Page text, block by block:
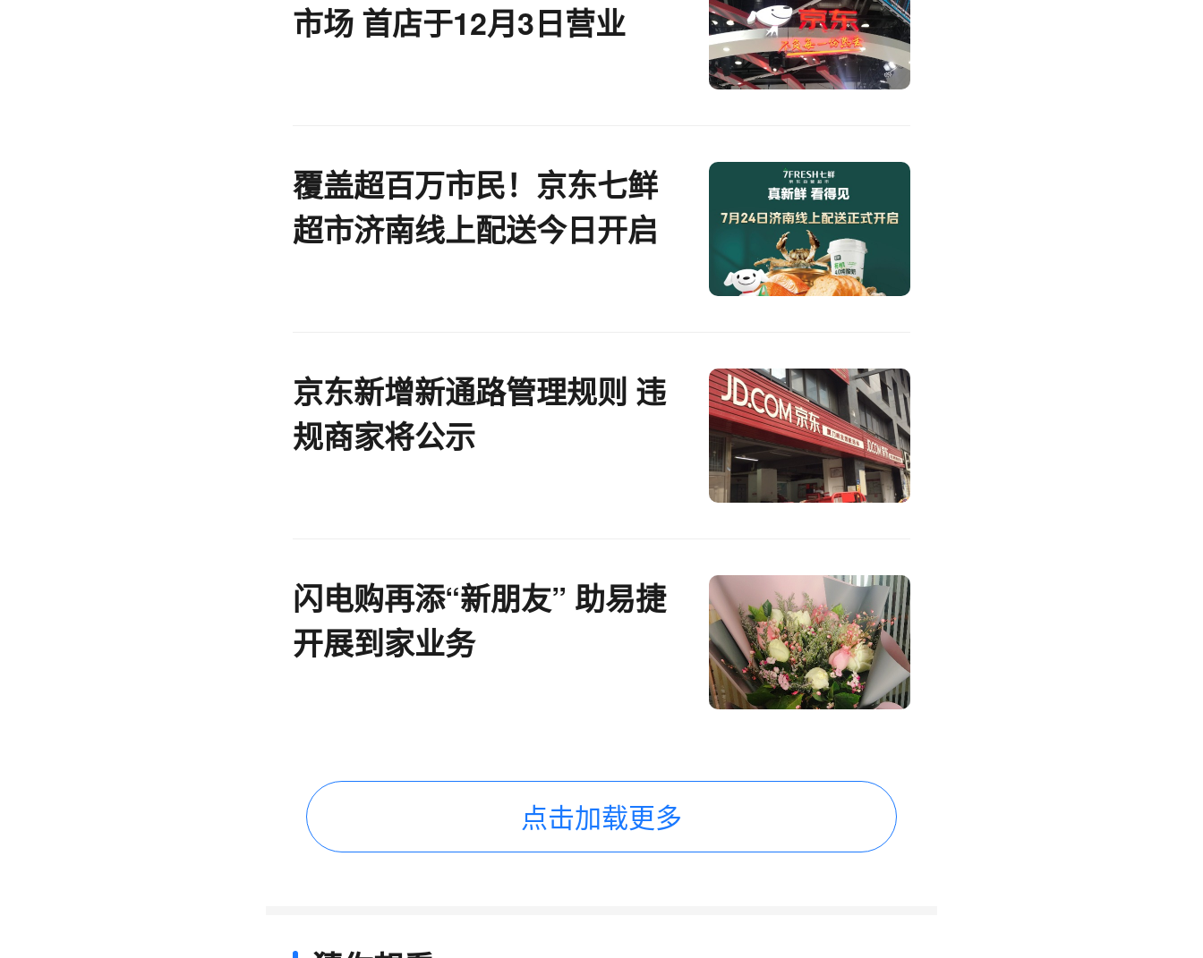
市场 首店于12月3日营业
覆盖超百万市民！京东七鲜
超市济南线上配送今日开启
京东新增新通路管理规则 违
规商家将公示
闪电购再添“新朋友” 助易捷
开展到家业务
点击加载更多